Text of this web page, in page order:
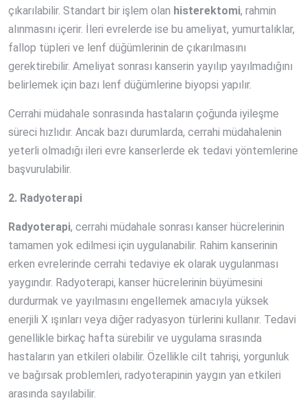
çıkarılabilir. Standart bir işlem olan histerektomi, rahmin
alınmasını içerir. İleri evrelerde ise bu ameliyat, yumurtalıklar,
fallop tüpleri ve lenf düğümlerinin de çıkarılmasını
gerektirebilir. Ameliyat sonrası kanserin yayılıp yayılmadığını
belirlemek için bazı lenf düğümlerine biyopsi yapılır.
Cerrahi müdahale sonrasında hastaların çoğunda iyileşme
süreci hızlıdır. Ancak bazı durumlarda, cerrahi müdahalenin
yeterli olmadığı ileri evre kanserlerde ek tedavi yöntemlerine
başvurulabilir.
2. Radyoterapi
Radyoterapi, cerrahi müdahale sonrası kanser hücrelerinin
tamamen yok edilmesi için uygulanabilir. Rahim kanserinin
erken evrelerinde cerrahi tedaviye ek olarak uygulanması
yaygındır. Radyoterapi, kanser hücrelerinin büyümesini
durdurmak ve yayılmasını engellemek amacıyla yüksek
enerjili X ışınları veya diğer radyasyon türlerini kullanır. Tedavi
genellikle birkaç hafta sürebilir ve uygulama sırasında
hastaların yan etkileri olabilir. Özellikle cilt tahrişi, yorgunluk
ve bağırsak problemleri, radyoterapinin yaygın yan etkileri
arasında sayılabilir.